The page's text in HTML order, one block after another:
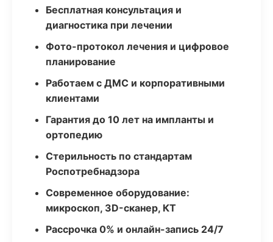
Бесплатная консультация и
диагностика при лечении
Фото-протокол лечения и цифровое
планирование
Работаем с ДМС и корпоративными
клиентами
Гарантия до 10 лет на импланты и
ортопедию
Стерильность по стандартам
Роспотребнадзора
Современное оборудование:
микроскоп, 3D-сканер, КТ
Рассрочка 0% и онлайн-запись 24/7